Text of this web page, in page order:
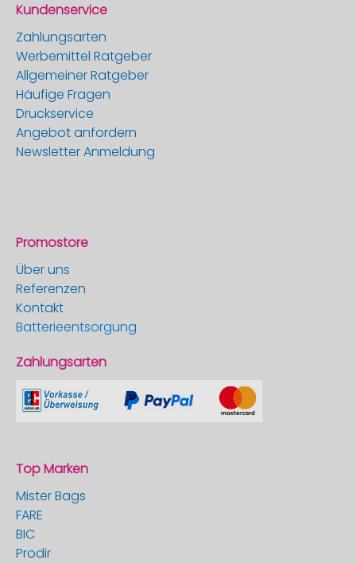
Kundenservice
Zahlungsarten
Werbemittel Ratgeber
Allgemeiner Ratgeber
Häufige Fragen
Druckservice
Angebot anfordern
Newsletter Anmeldung
Promostore
Über uns
Referenzen
Kontakt
Batterieentsorgung
Zahlungsarten
Top Marken
Mister Bags
FARE
BIC
Prodir